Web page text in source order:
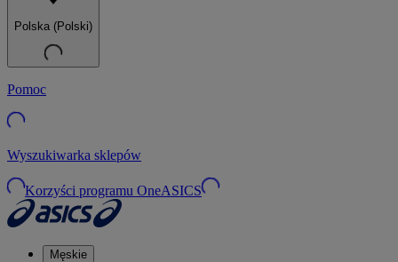
Polska (Polski)
Pomoc
Wyszukiwarka sklepów
Korzyści programu OneASICS
Męskie